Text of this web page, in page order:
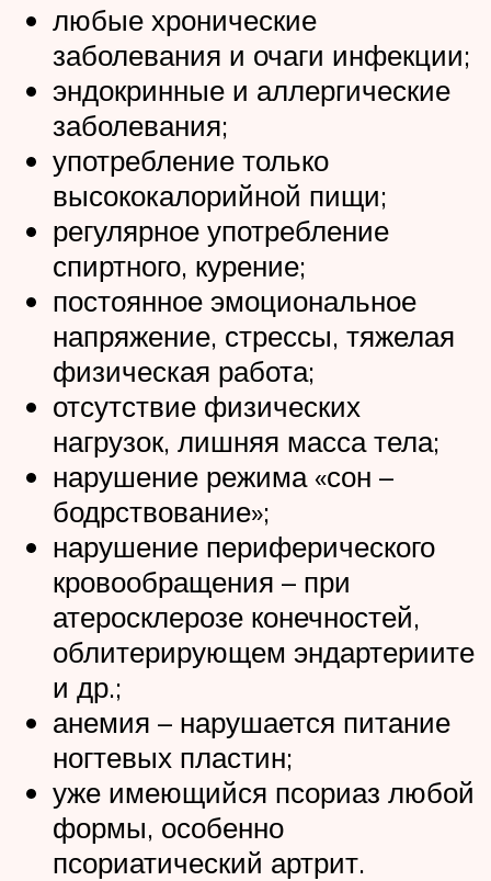
любые хронические
заболевания и очаги инфекции;
эндокринные и аллергические
заболевания;
употребление только
высококалорийной пищи;
регулярное употребление
спиртного, курение;
постоянное эмоциональное
напряжение, стрессы, тяжелая
физическая работа;
отсутствие физических
нагрузок, лишняя масса тела;
нарушение режима «сон –
бодрствование»;
нарушение периферического
кровообращения – при
атеросклерозе конечностей,
облитерирующем эндартериите
и др.;
анемия – нарушается питание
ногтевых пластин;
уже имеющийся псориаз любой
формы, особенно
псориатический артрит.